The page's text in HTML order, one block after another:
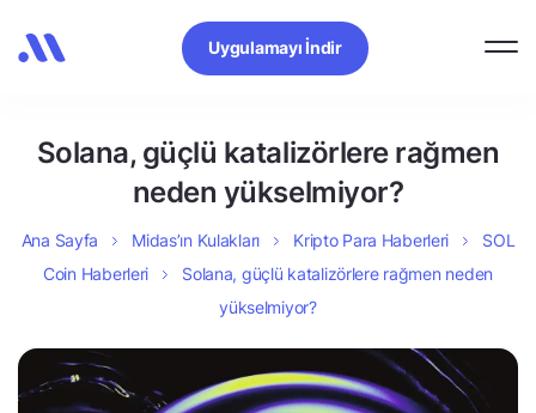
Uygulamayı İndir
Solana, güçlü katalizörlere rağmen
neden yükselmiyor?
Ana Sayfa Midas’ın Kulakları Kripto Para Haberleri
SOL
Coin Haberleri
Solana, güçlü katalizörlere rağmen neden
yükselmiyor?